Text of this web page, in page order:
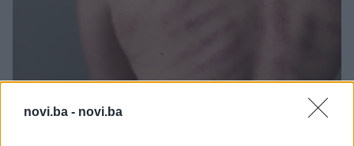
novi.ba - novi.ba